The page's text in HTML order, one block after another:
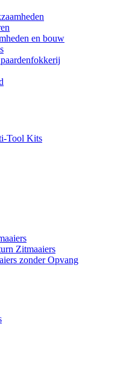
en bouw
Tool Kits
Zitmaaiers
zonder Opvang